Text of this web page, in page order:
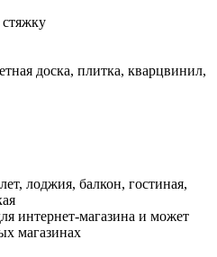
доска, плитка, кварцвинил,
лоджия, балкон, гостиная,
интернет-магазина и может
магазинах